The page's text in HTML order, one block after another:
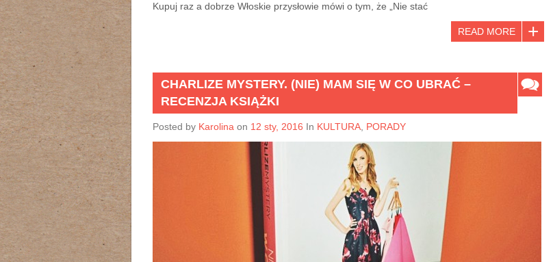
Kupuj raz a dobrze Włoskie przysłowie mówi o tym, że „Nie stać
READ MORE
CHARLIZE MYSTERY. (NIE) MAM SIĘ W CO UBRAĆ –
RECENZJA KSIĄŻKI
Posted by Karolina on 12 sty, 2016 In KULTURA, PORADY